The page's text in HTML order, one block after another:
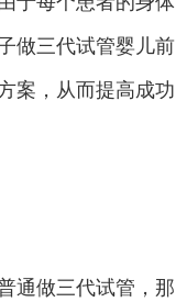
做三代试管婴儿前
案，从而提高成功
通做三代试管，那